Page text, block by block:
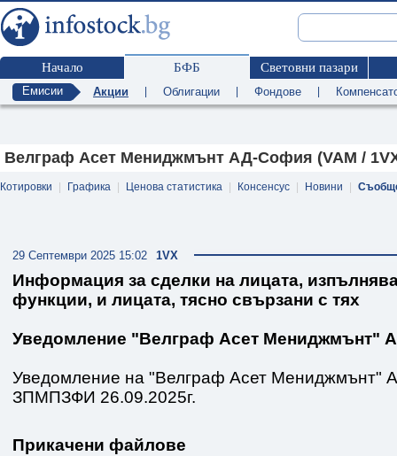
Начало БФБ Световни пазари
Емисии Акции Облигации Фондове
Велграф Асет Мениджмънт АД-София (VAM /
Котировки Графика Ценова статистика Консенсус Новини
1VX
29 Септември 2025 15:02
Информация за сделки на лицата,
функции, и лицата, тясно свързани с тях
Уведомление "Велграф Асет Мениджмънт"
Уведомление на "Велграф Асет Мениджмънт"
ЗПМПЗФИ 26.09.2025г.
Прикачени файлове